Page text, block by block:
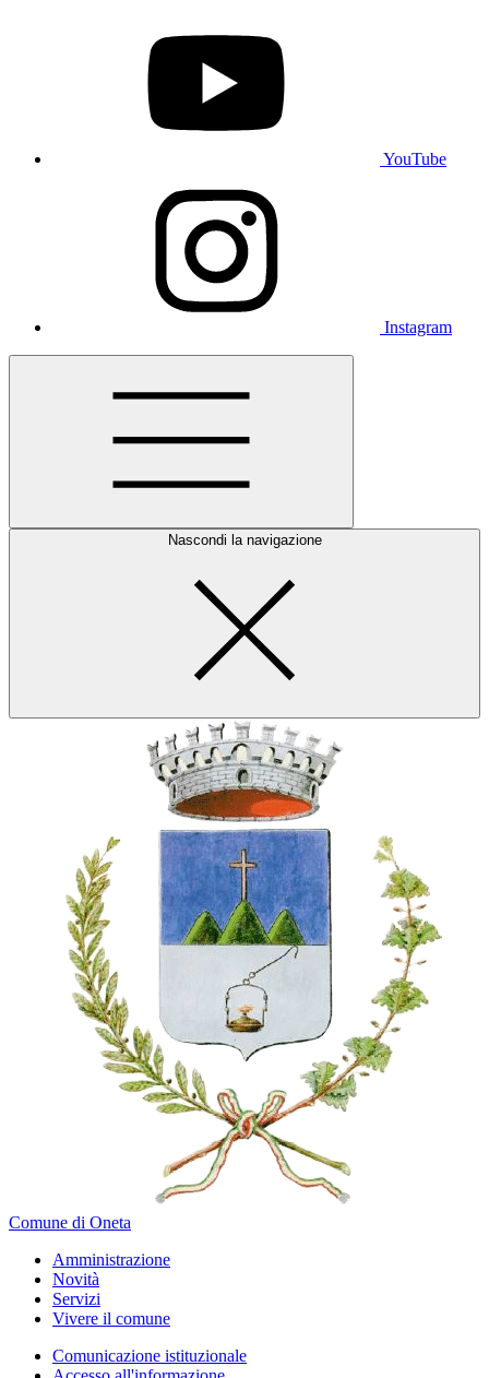
YouTube
Instagram
Nascondi la navigazione
Comune di Oneta
Amministrazione
Novità
Servizi
Vivere il comune
Comunicazione istituzionale